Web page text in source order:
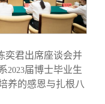
奕君出席座谈会并
2023届博士毕业生
养的感恩与扎根八